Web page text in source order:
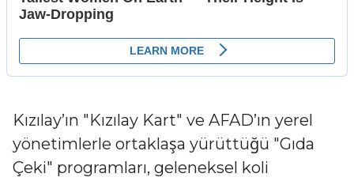
Kızılay’ın "Kızılay Kart" ve AFAD’ın yerel
yönetimlerle ortaklaşa yürüttüğü "Gıda
Çeki" programları, geleneksel koli